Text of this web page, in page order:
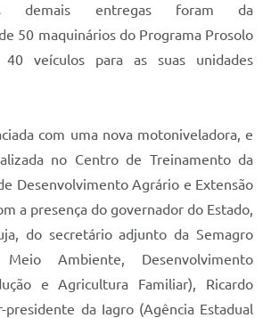
demais entregas foram da
50 maquinários do Programa Prosolo
veículos para as suas unidades
com uma nova motoniveladora, e
no Centro de Treinamento da
Desenvolvimento Agrário e Extensão
a presença do governador do Estado,
do secretário adjunto da Semagro
Ambiente, Desenvolvimento
e Agricultura Familiar), Ricardo
presidente da Iagro (Agência Estadual